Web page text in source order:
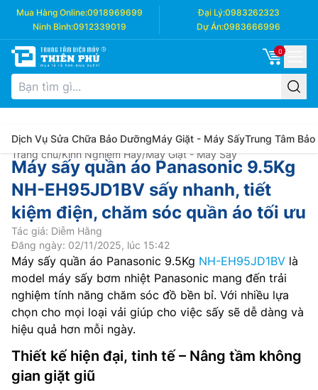
Mua Hàng Online:0918969699 Đại Lý:0983262323
Ninh Bình:0912339019 Dự Án:0983666996
0
Dịch Vụ Sửa Chữa Bảo DưỡngMáy Giặt - Máy SấyTrung Tâm Bảo
Trang chủ/Kinh Nghiệm Hay/Máy Giặt - Máy Sấy
Máy sấy quần áo Panasonic 9.5Kg
NH-EH95JD1BV sấy nhanh, tiết
kiệm điện, chăm sóc quần áo tối ưu
Tác giả: Diễm Hằng
Đăng ngày: 02/11/2025, lúc 15:42
Máy sấy quần áo Panasonic 9.5Kg NH-EH95JD1BV là
model máy sấy bơm nhiệt Panasonic mang đến trải
nghiệm tính năng chăm sóc đồ bền bỉ. Với nhiều lựa
chọn cho mọi loại vải giúp cho việc sấy sẽ dễ dàng và
hiệu quả hơn mỗi ngày.
Thiết kế hiện đại, tinh tế – Nâng tầm không
gian giặt giũ